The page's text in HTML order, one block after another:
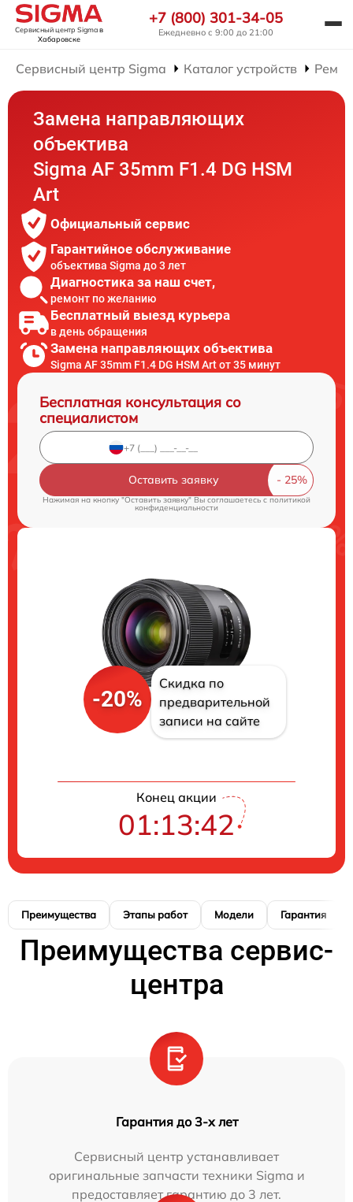
Сервисный центр Sigmaв
Хабаровске
+7 (800) 301-34-05
Ежедневно с 9:00 до 21:00
Сервисный центр Sigma Каталог устройств
Замена направляющих
объектива
Sigma AF 35mm F1.4 DG HSM
Art
Официальный сервис
Гарантийное обслуживание
объектива Sigma до 3 лет
Диагностика за наш счет,
ремонт по желанию
Бесплатный выезд курьера
в день обращения
Замена направляющих объектива
Sigma AF 35mm F1.4 DG HSM Art от 35 минут
Бесплатная консультация со
специалистом
Оставить заявку
Нажимая на кнопку "Оставить заявку" Вы соглашаетесь c политикой
конфиденциальности
-20%
Скидка по
предварительной
записи на сайте
Конец акции
01:13:41
Преимущества Этапы работ Модели Гарантия
Преимущества сервис-
центра
Гарантия до 3-х лет
Сервисный центр устанавливает
оригинальные запчасти техники Sigma и
предоставляет гарантию до 3 лет.